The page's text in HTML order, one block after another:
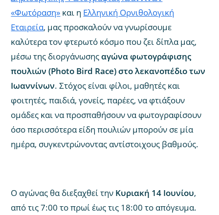
«Φωτόραση» και η Ελληνική Ορνιθολογική
Εταιρεία, μας προσκαλούν να γνωρίσουμε
καλύτερα τον φτερωτό κόσμο που ζει δίπλα μας,
μέσω της διοργάνωσηςαγώνα φωτογράφισης
πουλιών (Photo Bird Race) στο λεκανοπέδιο των
Ιωαννίνων. Στόχος είναι φίλοι, μαθητές και
φοιτητές, παιδιά, γονείς, παρέες, να φτιάξουν
ομάδες και να προσπαθήσουν να φωτογραφίσουν
όσο περισσότερα είδη πουλιών μπορούν σε μία
ημέρα, συγκεντρώνοντας αντίστοιχους βαθμούς.
Ο αγώνας θα διεξαχθεί την Κυριακή 14 Ιουνίου,
από τις 7:00 το πρωί έως τις 18:00 το απόγευμα.